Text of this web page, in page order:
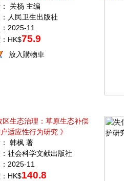
关杨 主编
人民卫生出版社
2025-11
HK$75.9
放入購物車
区生态治理：草原生态补偿
适应性行为研究 》
韩枫 著
社会科学文献出版社
2025-11
HK$140.8